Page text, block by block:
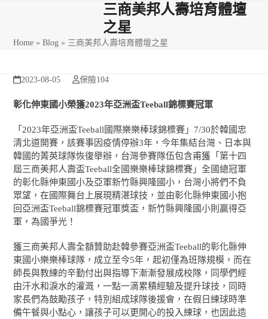
menu
menu
三商美邦人壽培育體壇
之星
Home »Blog » 三商美邦人壽培育體壇之星
2023-08-05 保險104
彰化伸東國小榮獲2023年亞洲盃Teeball錦標賽冠軍
「2023年亞洲盃Teeball國際樂樂棒球錦標賽」7/30於韓國忠
清北道開賽，該賽事因疫情停辦3年，今年集結台灣、日本與
韓國的菁英球隊恢復舉辦，台灣參賽隊伍包含甫獲「第十四
屆三商美邦人壽盃Teeball全國樂樂棒球錦標賽」全國總冠軍
的彰化縣伸東國小及亞軍新竹縣興隆國小，台灣小將們不負
眾望，在國際舞台上展現精湛球技，並由彰化縣伸東國小抱
回亞洲盃Teeball錦標賽冠軍獎盃，新竹縣興隆國小則贏得亞
軍，為國爭光！
獲三商美邦人壽全額贊助赴韓參賽亞洲盃Teeball的彰化縣伸
東國小樂樂棒球隊，成立至今5年，起初僅為班隊規模，而在
師長與教練的辛勤付出與指導下漸漸發展成校隊，同學們經
由汗水和淚水的灌溉，一點一滴累積經驗及提升球技，同時
家長們為鼓勵孩子，特別組成球隊後援會，在假日練球時準
備午餐與小點心，讓孩子可以更開心的投入練球，也因此造